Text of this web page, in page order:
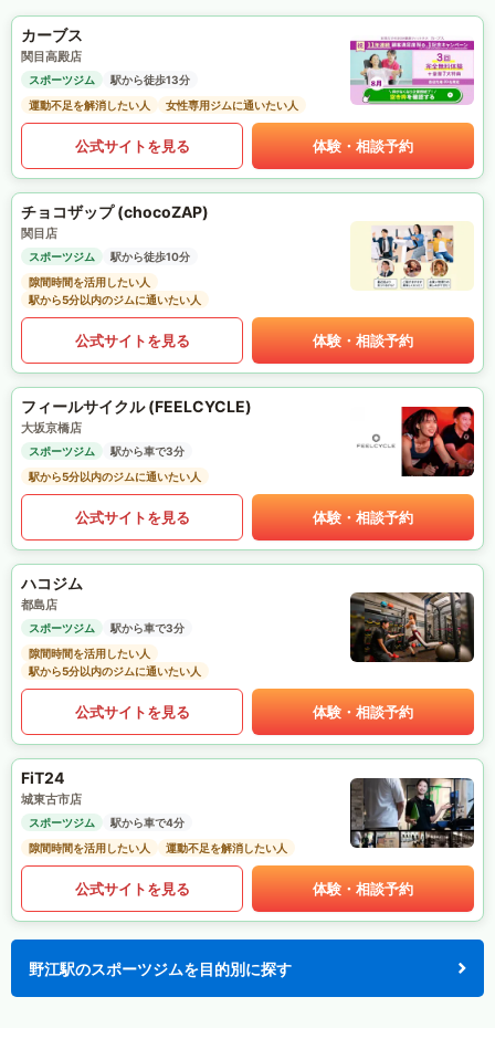
カーブス
関目高殿店
スポーツジム
駅から徒歩13分
運動不足を解消したい人
女性専用ジムに通いたい人
公式サイトを見る 体験・相談予約
チョコザップ (chocoZAP)
関目店
スポーツジム
駅から徒歩10分
隙間時間を活用したい人
駅から5分以内のジムに通いたい人
公式サイトを見る 体験・相談予約
フィールサイクル (FEELCYCLE)
大坂京橋店
スポーツジム
駅から車で3分
駅から5分以内のジムに通いたい人
公式サイトを見る 体験・相談予約
ハコジム
都島店
スポーツジム
駅から車で3分
隙間時間を活用したい人
駅から5分以内のジムに通いたい人
公式サイトを見る 体験・相談予約
FiT24
城東古市店
スポーツジム
駅から車で4分
隙間時間を活用したい人
運動不足を解消したい人
公式サイトを見る 体験・相談予約
野江駅のスポーツジムを目的別に探す